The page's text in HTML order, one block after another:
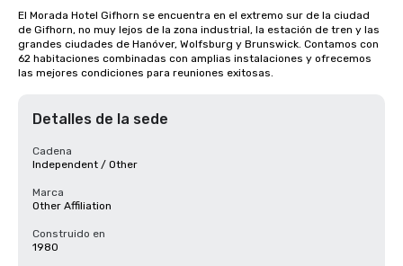
El Morada Hotel Gifhorn se encuentra en el extremo sur de la ciudad
de Gifhorn, no muy lejos de la zona industrial, la estación de tren y las
grandes ciudades de Hanóver, Wolfsburg y Brunswick. Contamos con
62 habitaciones combinadas con amplias instalaciones y ofrecemos
las mejores condiciones para reuniones exitosas.
Detalles de la sede
Cadena
Independent / Other
Marca
Other Affiliation
Construido en
1980